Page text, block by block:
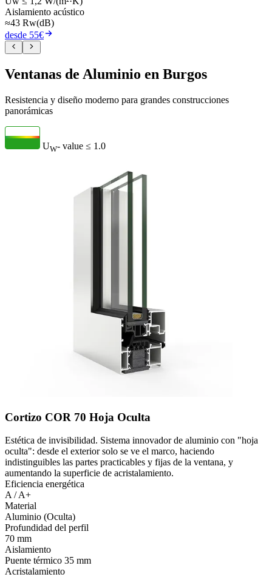
Aislamiento acústico
≈43 Rw(dB)
desde 55€
Ventanas de Aluminio en Burgos
Resistencia y diseño moderno para grandes construcciones
panorámicas
UW- value ≤ 1.0
Cortizo COR 70 Hoja Oculta
Estética de invisibilidad. Sistema innovador de aluminio con "hoja
oculta": desde el exterior solo se ve el marco, haciendo
indistinguibles las partes practicables y fijas de la ventana, y
aumentando la superficie de acristalamiento.
Eficiencia energética
A / A+
Material
Aluminio (Oculta)
Profundidad del perfil
70 mm
Aislamiento
Puente térmico 35 mm
Acristalamiento